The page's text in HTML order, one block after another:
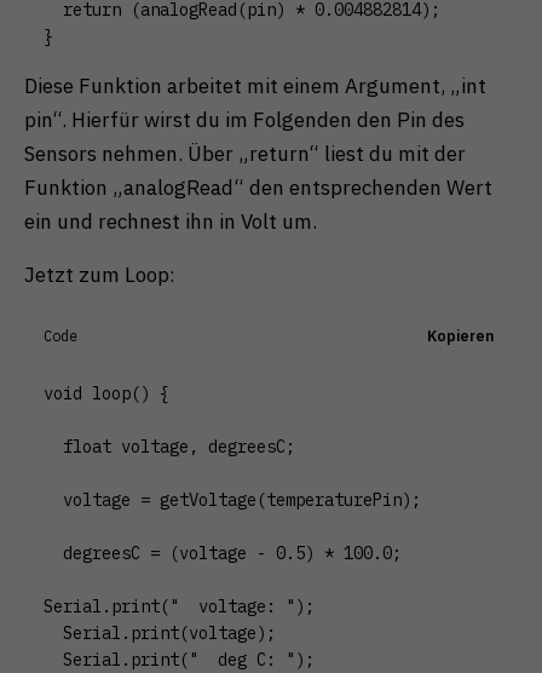
  return (analogRead(pin) * 0.004882814);
}
Diese Funktion arbeitet mit einem Argument, „int
pin“. Hierfür wirst du im Folgenden den Pin des
Sensors nehmen. Über „return“ liest du mit der
Funktion „analogRead“ den entsprechenden Wert
ein und rechnest ihn in Volt um.
Jetzt zum Loop:
Code Kopieren
void loop() {
  float voltage, degreesC;
  voltage = getVoltage(temperaturePin);
  degreesC = (voltage - 0.5) * 100.0;
Serial.print("  voltage: ");
  Serial.print(voltage);
  Serial.print("  deg C: ");